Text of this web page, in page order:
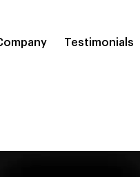
Testimonials